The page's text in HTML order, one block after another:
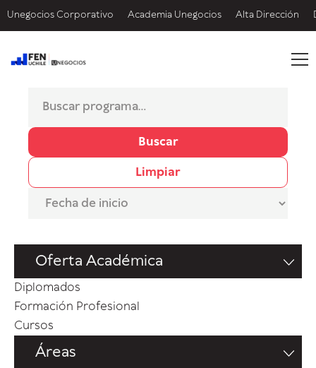
Unegocios Corporativo Academia Unegocios Alta Dirección
Buscar
Limpiar
Oferta Académica
Diplomados
Formación Profesional
Cursos
Áreas